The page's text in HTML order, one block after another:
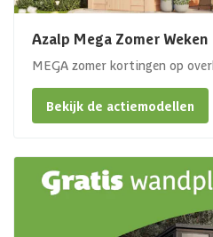
Azalp Mega Zomer Weken
MEGA zomer kortingen op
Bekijk de actiemodellen